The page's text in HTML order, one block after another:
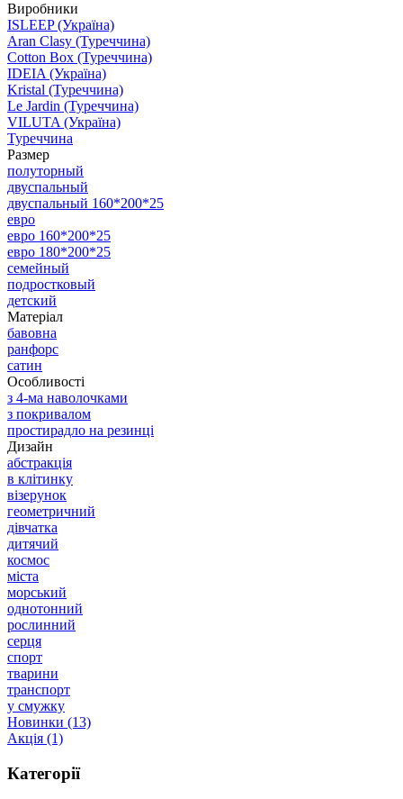
Виробники
ISLEEP (Україна)
Aran Clasy (Туреччина)
Cotton Box (Туреччина)
IDEIA (Україна)
Kristal (Туреччина)
Le Jardin (Туреччина)
VILUTA (Україна)
Туреччина
Размер
полуторный
двуспальный
двуспальный 160*200*25
евро
евро 160*200*25
евро 180*200*25
семейный
подростковый
детский
Матеріал
бавовна
ранфорс
сатин
Особливості
з 4-ма наволочками
з покривалом
простирадло на резинці
Дизайн
абстракція
в клітинку
візерунок
геометричний
дівчатка
дитячий
космос
міста
морський
однотонний
рослинний
серця
спорт
тварини
транспорт
у смужку
Новинки (13)
Акція (1)
Категорії